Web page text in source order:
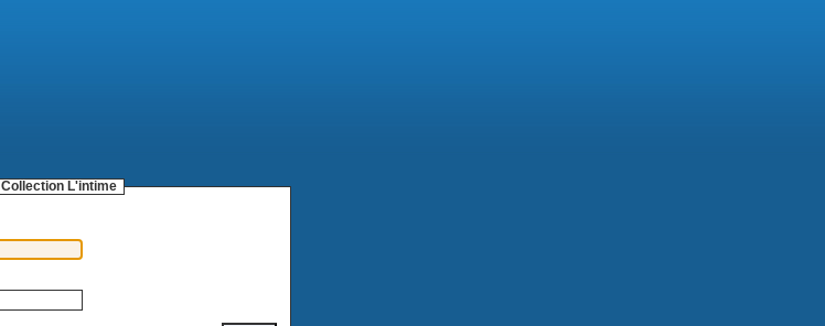
Collection L'intime